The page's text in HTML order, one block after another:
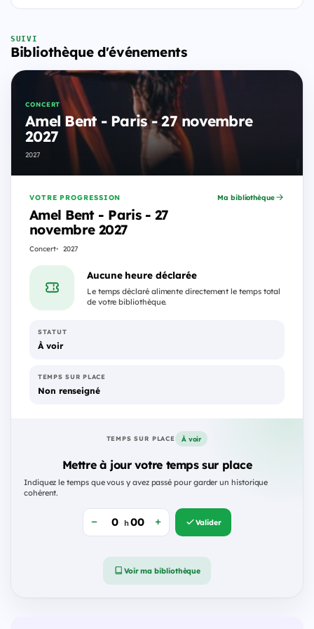
SUIVI
Bibliothèque d'événements
CONCERT
Amel Bent - Paris - 27 novembre
2027
2027
VOTRE PROGRESSION
Amel Bent - Paris - 27
novembre 2027
Concert 2027
Ma bibliothèque
Aucune heure déclarée
Le temps déclaré alimente directement le temps total
de votre bibliothèque.
STATUT
À voir
TEMPS SUR PLACE
Non renseigné
TEMPS SUR PLACE À voir
Mettre à jour votre temps sur place
Indiquez le temps que vous y avez passé pour garder un historique
cohérent.
h Valider
Voir ma bibliothèque